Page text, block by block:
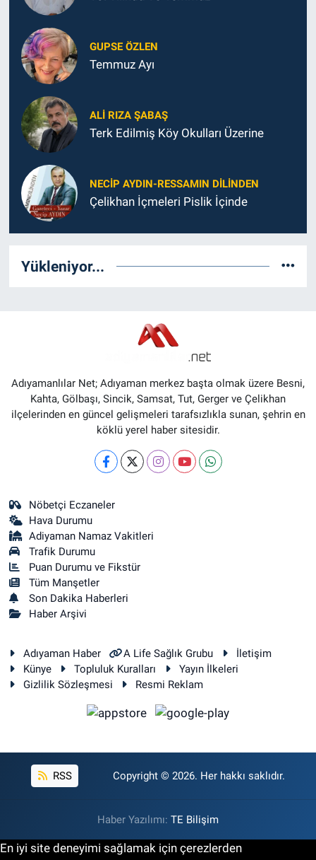
GUPSE ÖZLEN
Temmuz Ayı
ALI RIZA ŞABAŞ
Terk Edilmiş Köy Okulları Üzerine
NECIP AYDIN-RESSAMIN DILINDEN
Çelikhan İçmeleri Pislik İçinde
Yükleniyor...
Adıyamanlılar Net; Adıyaman merkez başta olmak üzere Besni,
Kahta, Gölbaşı, Sincik, Samsat, Tut, Gerger ve Çelikhan
ilçelerinden en güncel gelişmeleri tarafsızlıkla sunan, şehrin en
köklü yerel haber sitesidir.
Nöbetçi Eczaneler
Hava Durumu
Adiyaman Namaz Vakitleri
Trafik Durumu
Puan Durumu ve Fikstür
Tüm Manşetler
Son Dakika Haberleri
Haber Arşivi
Adıyaman Haber A Life Sağlık Grubu
İletişim
Künye
Topluluk Kuralları
Yayın İlkeleri
Gizlilik Sözleşmesi
Resmi Reklam
RSS Copyright © 2026. Her hakkı saklıdır.
Haber Yazılımı: TE Bilişim
En iyi site deneyimi sağlamak için çerezlerden